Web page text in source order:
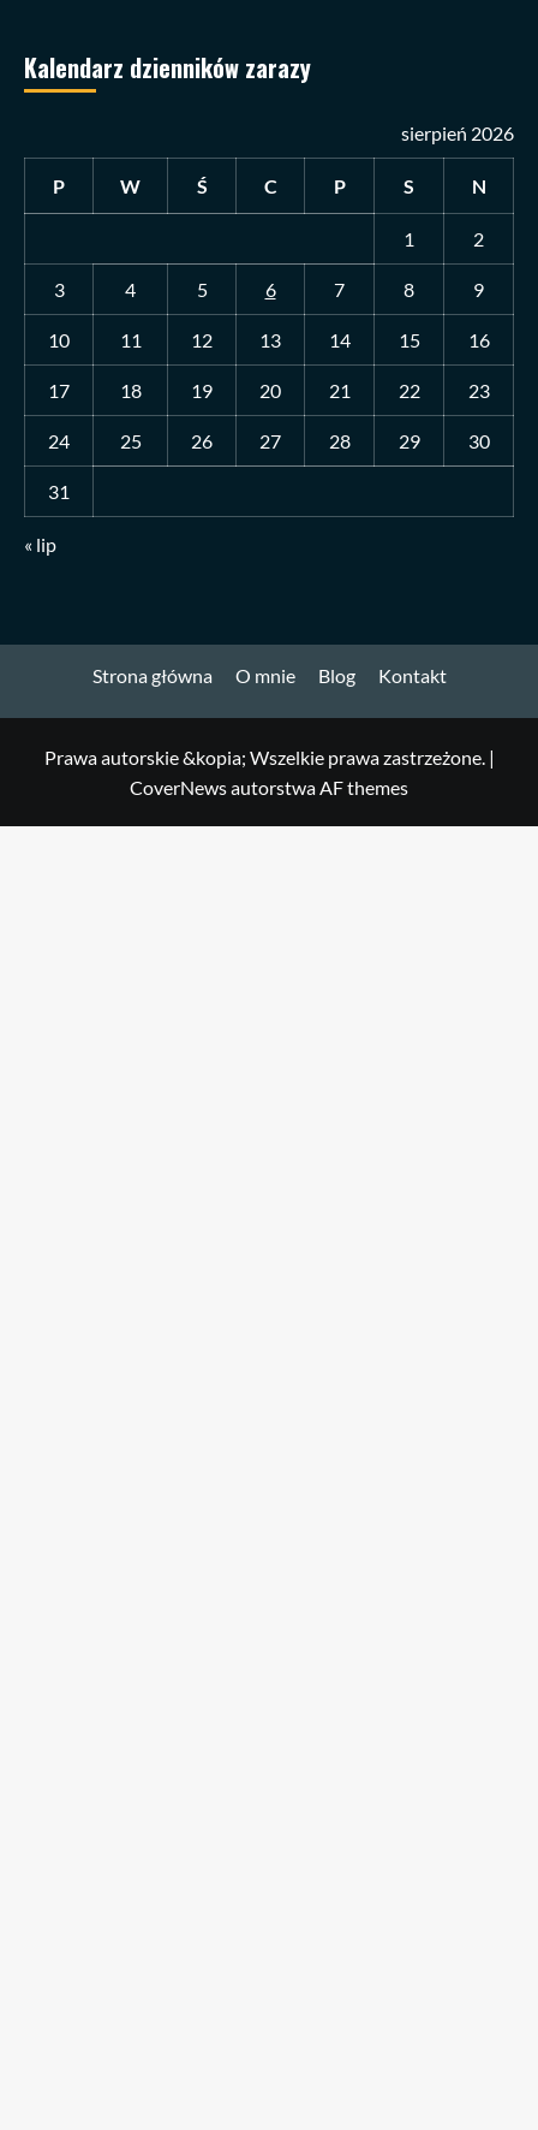
Kalendarz dzienników zarazy
sierpień 2026
P W Ś C P S N
1 2
3 4 5 6 7 8 9
10 11 12 13 14 15 16
17 18 19 20 21 22 23
24 25 26 27 28 29 30
31
« lip
Strona główna O mnie Blog Kontakt
Prawa autorskie &kopia; Wszelkie prawa zastrzeżone. |
CoverNewsautorstwa AF themes